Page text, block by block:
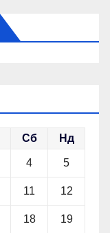
Сб Нд
4 5
11 12
18 19